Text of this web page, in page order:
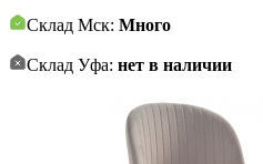
Склад Мск: Много
Склад Уфа: нет в наличии